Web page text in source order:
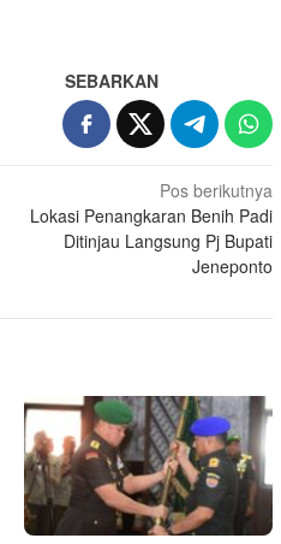
SEBARKAN
Pos berikutnya
Lokasi Penangkaran Benih Padi
Ditinjau Langsung Pj Bupati
Jeneponto